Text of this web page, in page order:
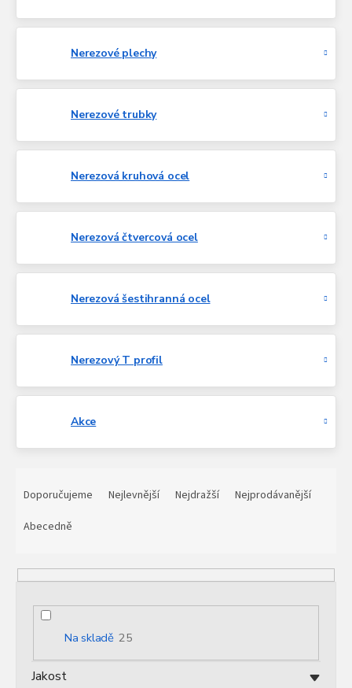
Nerezové plechy
Nerezové trubky
Nerezová kruhová ocel
Nerezová čtvercová ocel
Nerezová šestihranná ocel
Nerezový T profil
Akce
p
Doporučujeme Nejlevnější Nejdražší
Nejprodávanější
Abecedně
Na skladě 25
Jakost